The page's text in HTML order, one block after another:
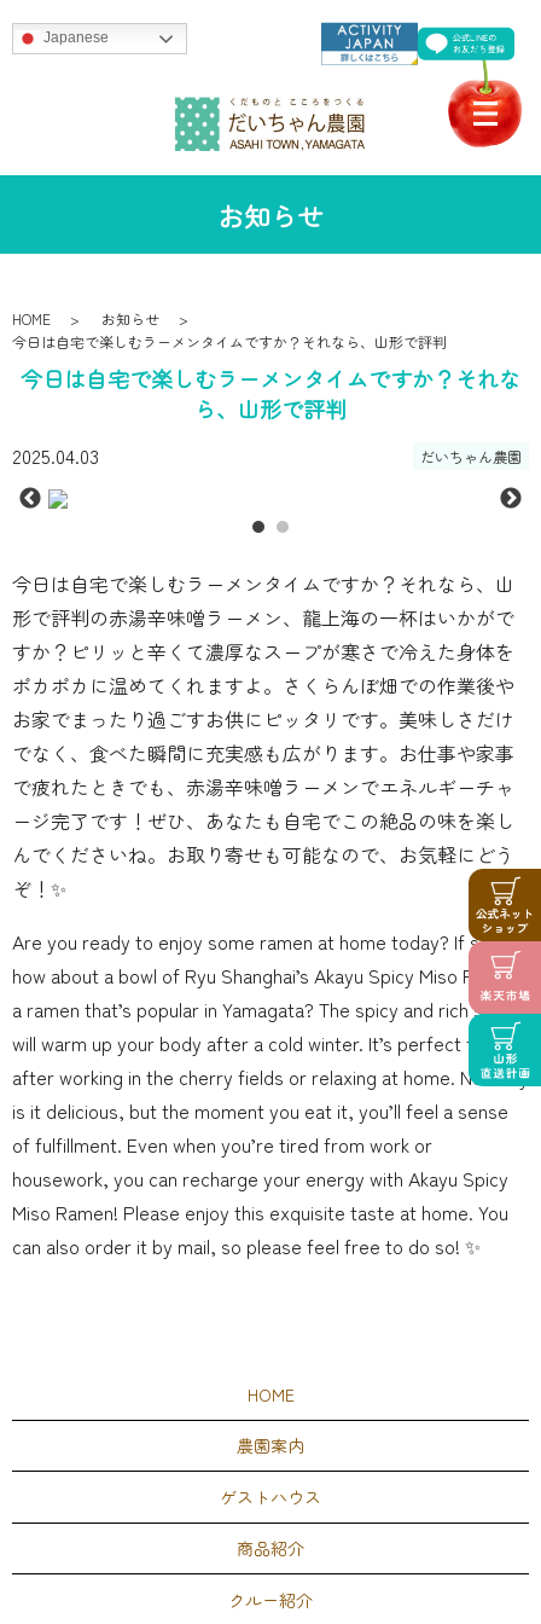
Japanese
お知らせ
HOME
お知らせ
今日は自宅で楽しむラーメンタイムですか？それなら、山形で評判
今日は自宅で楽しむラーメンタイムですか？それな
ら、山形で評判
2025.04.03 だいちゃん農園
今日は自宅で楽しむラーメンタイムですか？それなら、山
形で評判の赤湯辛味噌ラーメン、龍上海の一杯はいかがで
すか？ピリッと辛くて濃厚なスープが寒さで冷えた身体を
ポカポカに温めてくれますよ。さくらんぼ畑での作業後や
お家でまったり過ごすお供にピッタリです。美味しさだけ
でなく、食べた瞬間に充実感も広がります。お仕事や家事
で疲れたときでも、赤湯辛味噌ラーメンでエネルギーチャ
ージ完了です！ぜひ、あなたも自宅でこの絶品の味を楽し
んでくださいね。お取り寄せも可能なので、お気軽にどう
ぞ！✨
Are you ready to enjoy some ramen at home today? If so,
how about a bowl of Ryu Shanghai’s Akayu Spicy Miso Ramen,
a ramen that’s popular in Yamagata? The spicy and rich soup
will warm up your body after a cold winter. It’s perfect for
after working in the cherry fields or relaxing at home. Not only
is it delicious, but the moment you eat it, you’ll feel a sense
of fulfillment. Even when you’re tired from work or
housework, you can recharge your energy with Akayu Spicy
Miso Ramen! Please enjoy this exquisite taste at home. You
can also order it by mail, so please feel free to do so! ✨
HOME
農園案内
ゲストハウス
商品紹介
クルー紹介